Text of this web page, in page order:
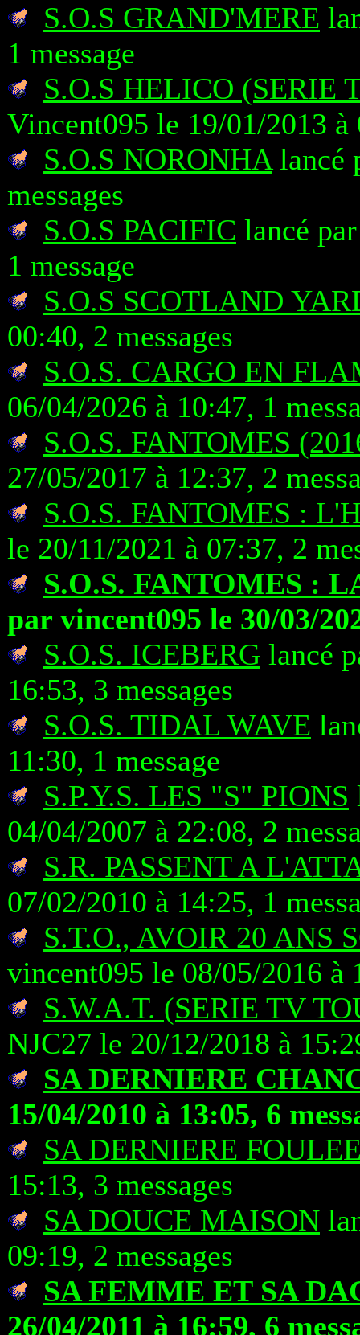
S.O.S GRAND'MERE
1 message
S.O.S HELICO (SERIE
Vincent095 le 19/01/2013 à
S.O.S NORONHAlancé
messages
S.O.S PACIFIC lancé
1 message
S.O.S SCOTLAND
00:40, 2 messages
S.O.S. CARGO EN
06/04/2026 à 10:47, 1
S.O.S. FANTOMES
27/05/2017 à 12:37, 2
S.O.S. FANTOMES :
le 20/11/2021 à 07:37, 2
S.O.S. FANTOMES :
par vincent095 le 30/03/
S.O.S. ICEBERG lancé
16:53, 3 messages
S.O.S. TIDAL WAVE
11:30, 1 message
S.P.Y.S. LES "S" PIONS
04/04/2007 à 22:08, 2
S.R. PASSENT A
07/02/2010 à 14:25, 1
S.T.O., AVOIR 20 ANS
vincent095 le 08/05/2016 à
S.W.A.T. (SERIE TV
NJC27 le 20/12/2018 à
SA DERNIERE
15/04/2010 à 13:05, 6
SA DERNIERE
15:13, 3 messages
SA DOUCE MAISON
09:19, 2 messages
SA FEMME ET SA
26/04/2011 à 16:59, 6